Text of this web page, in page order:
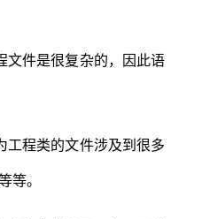
件是很复杂的，因此语
程类的文件涉及到很多
等。